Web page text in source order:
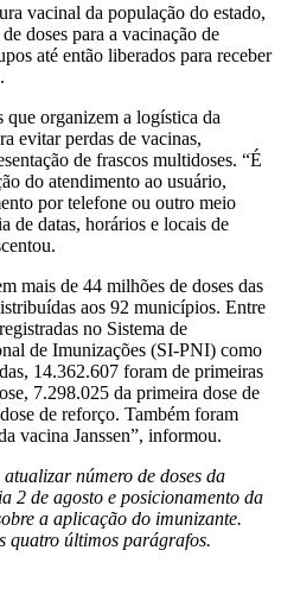
vacinal da população do estado,
doses para a vacinação de
até então liberados para receber
que organizem a logística da
evitar perdas de vacinas,
de frascos multidoses. “É
do atendimento ao usuário,
por telefone ou outro meio
de datas, horários e locais de
mais de 44 milhões de doses das
aos 92 municípios. Entre
no Sistema de
de Imunizações (SI-PNI) como
14.362.607 foram de primeiras
7.298.025 da primeira dose de
de reforço. Também foram
vacina Janssen”, informou.
número de doses da
2 de agosto e posicionamento da
a aplicação do imunizante.
quatro últimos parágrafos.